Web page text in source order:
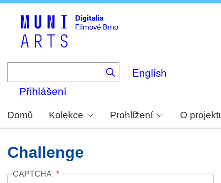
English
Přihlášení
Domů Kolekce Prohlížení O
Challenge
CAPTCHA